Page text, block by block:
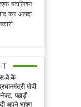
बटालियन
कर आपदा
वे के
मोदी
पहाड़ी
अपने भाषण